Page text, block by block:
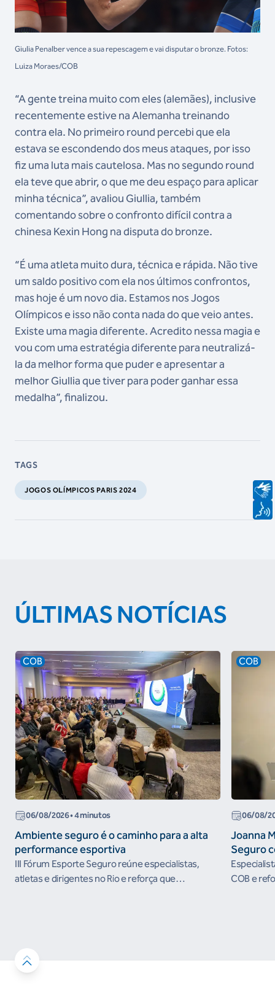
Giulia Penalber vence a sua repescagem e vai disputar o bronze. Fotos:
Luiza Moraes/COB
“A gente treina muito com eles (alemães), inclusive
recentemente estive na Alemanha treinando
contra ela. No primeiro round percebi que ela
estava se escondendo dos meus ataques, por isso
fiz uma luta mais cautelosa. Mas no segundo round
ela teve que abrir, o que me deu espaço para aplicar
minha técnica”, avaliou Giullia, também
comentando sobre o confronto difícil contra a
chinesa Kexin Hong na disputa do bronze.
“É uma atleta muito dura, técnica e rápida. Não tive
um saldo positivo com ela nos últimos confrontos,
mas hoje é um novo dia. Estamos nos Jogos
Olímpicos e isso não conta nada do que veio antes.
Existe uma magia diferente. Acredito nessa magia e
vou com uma estratégia diferente para neutralizá-
la da melhor forma que puder e apresentar a
melhor Giullia que tiver para poder ganhar essa
medalha”, finalizou.
TAGS
JOGOS OLÍMPICOS PARIS 2024
ÚLTIMAS NOTÍCIAS
COB
06/08/2026• 4 minutos
Ambiente seguro é o caminho para a alta
performance esportiva
III Fórum Esporte Seguro reúne especialistas,
atletas e dirigentes no Rio e reforça que
COB
06/08/
Joanna
Seguro
COB e